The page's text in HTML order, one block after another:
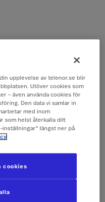
upplevelse av telenor.se blir
Utöver cookies som
– även använda cookies för
Den data vi samlar in
med inom
som helst återkalla ditt
inställningar” längst ner på
cookies